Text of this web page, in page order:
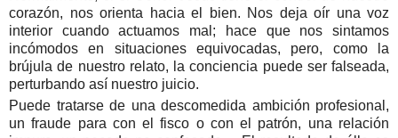
corazón, nos orienta hacia el bien. Nos deja oír una voz
interior cuando actuamos mal; hace que nos sintamos
incómodos en situaciones equivocadas, pero, como la
brújula de nuestro relato, la conciencia puede ser falseada,
perturbando así nuestro juicio.
Puede tratarse de una descomedida ambición profesional,
un fraude para con el fisco o con el patrón, una relación